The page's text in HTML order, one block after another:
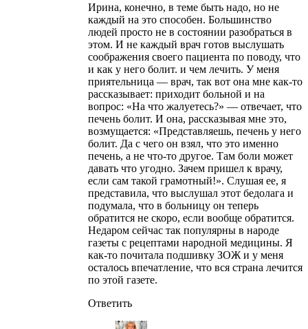
Ирина, конечно, в теме быть надо, но не
каждый на это способен. Большинство
людей просто не в состоянии разобраться в
этом. И не каждый врач готов выслушать
соображения своего пациента по поводу, что
и как у него болит. и чем лечить. У меня
приятельница — врач, так вот она мне как-то
рассказывает: приходит больной и на
вопрос: «На что жалуетесь?» — отвечает, что
печень болит. И она, рассказывая мне это,
возмущается: «Представляешь, печень у него
болит. Да с чего он взял, что это именно
печень, а не что-то другое. Там боли может
давать что угодно. Зачем пришел к врачу,
если сам такой грамотный!». Слушая ее, я
представила, что выслушал этот бедолага и
подумала, что в больницу он теперь
обратится не скоро, если вообще обратится.
Недаром сейчас так популярны в народе
газеты с рецептами народной медицины. Я
как-то почитала подшивку ЗОЖ и у меня
осталось впечатление, что вся страна лечится
по этой газете.
Ответить